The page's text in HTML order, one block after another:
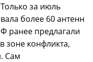
за июль
более 60 антенн
ранее предлагали
зоне конфликта,
Сам